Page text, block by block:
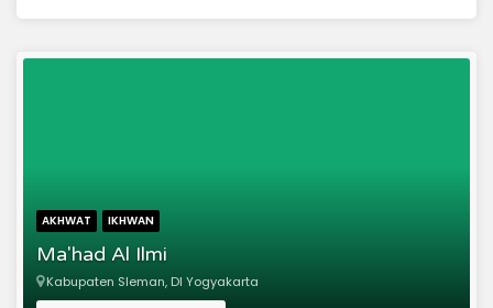
AKHWAT IKHWAN
Ma'had Al Ilmi
Kabupaten Sleman, DI Yogyakarta